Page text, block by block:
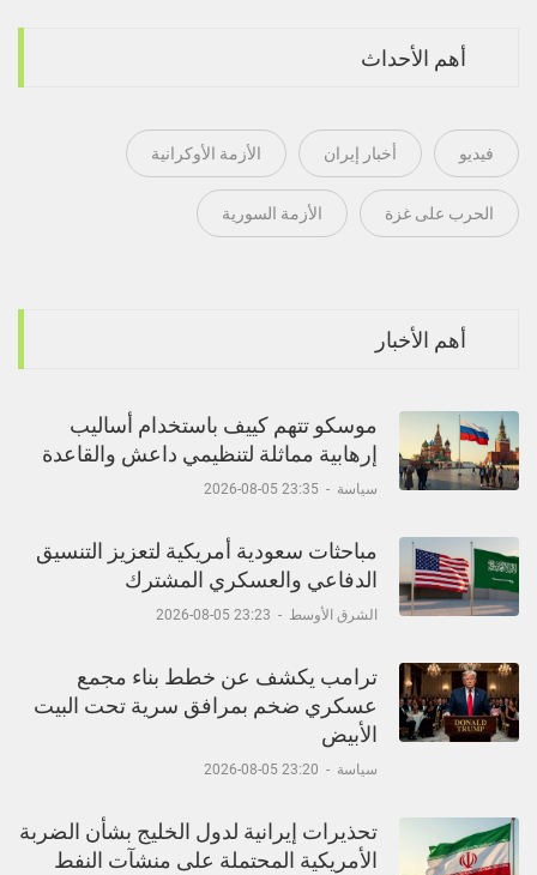
أهم الأحداث
فيديو أخبار إيران الأزمة الأوكرانية
الحرب على غزة الأزمة السورية
أهم الأخبار
موسكو تتهم كييف باستخدام أساليب
إرهابية مماثلة لتنظيمي داعش والقاعدة
سياسة -
23:35 05-08-2026
مباحثات سعودية أمريكية لتعزيز التنسيق
الدفاعي والعسكري المشترك
الشرق الأوسط -
23:23 05-08-2026
ترامب يكشف عن خطط بناء مجمع
عسكري ضخم بمرافق سرية تحت البيت
الأبيض
سياسة -
23:20 05-08-2026
تحذيرات إيرانية لدول الخليج بشأن الضربة
الأمريكية المحتملة على منشآت النفط